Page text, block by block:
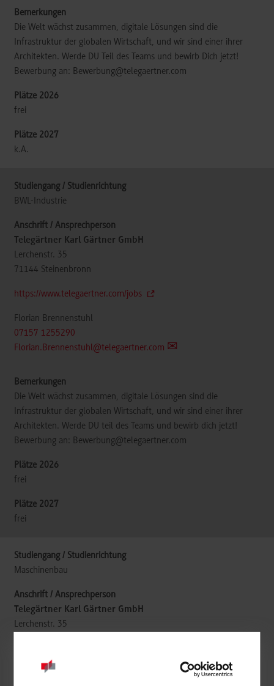
Die Welt wächst zusammen, digitale Lösungen sind die
Infrastruktur der globalen Wirtschaft, und wir sind einer ihrer
Architekten. Werde DU Teil des Teams und bewirb Dich jetzt!
Bewerbung an: Bewerbung@telegaertner.com
frei
k.A.
BWL-Industrie
Telegärtner Karl Gärtner GmbH
Lerchenstr. 35
71144 Steinenbronn
https://www.telegaertner.com/jobs
Florian Brennenstuhl
07157 1255290
Florian.Brennenstuhl@telegaertner.com
Die Welt wächst zusammen, digitale Lösungen sind die
Infrastruktur der globalen Wirtschaft, und wir sind einer ihrer
Architekten. Werde DU teil des Teams und bewirb dich jetzt!
Bewerbung an: Bewerbung@telegaertner.com
frei
frei
Maschinenbau
Telegärtner Karl Gärtner GmbH
Lerchenstr. 35
https://www.telegaertner.com/jobs